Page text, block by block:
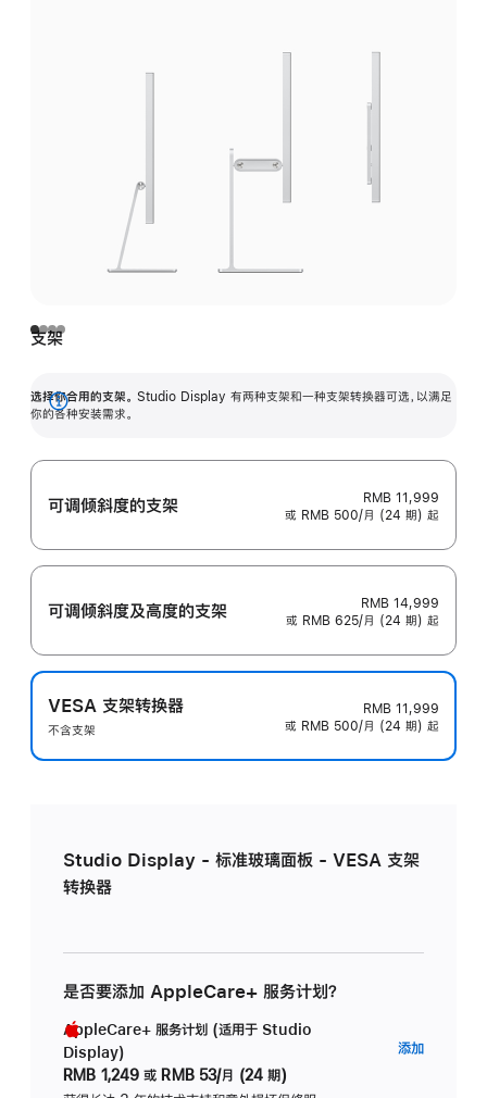
支架
选择你合用的支架。 Studio Display 有两种支架和一种支架转换器可选，以满足
你的各种安装需求。
展
可调倾斜度的支架
RMB 11,999
或 RMB 500/月 (24 期) 起
可调倾斜度及高‍度的支‍架
RMB 14,999
或 RMB 625/月 (24 期) 起
VESA 支架转换器
不含支架
RMB 11,999
或 RMB 500/月 (24 期) 起
Studio Display - 标准玻璃面板 - VESA 支架
转换器
是否要添加 AppleCare+ 服务计划？
AppleCare+ 服务计划 (适用于 Studio
Display)
RMB 1,249 或 RMB 53/月 (24 期)
添加